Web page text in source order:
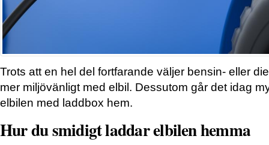
Trots att en hel del fortfarande väljer bensin- eller
mer miljövänligt med elbil. Dessutom går det idag
elbilen med laddbox hem.
Hur du smidigt laddar elbilen hemma